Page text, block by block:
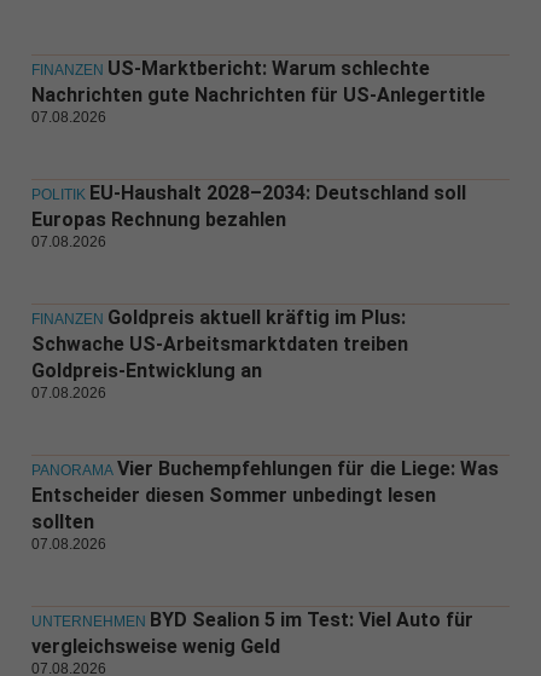
FINANZEN US-Marktbericht: Warum schlechte
Nachrichten gute Nachrichten für US-Anlegertitle
07.08.2026
POLITIK EU-Haushalt 2028–2034: Deutschland soll
Europas Rechnung bezahlen
07.08.2026
FINANZEN Goldpreis aktuell kräftig im Plus:
Schwache US-Arbeitsmarktdaten treiben
Goldpreis-Entwicklung an
07.08.2026
PANORAMA Vier Buchempfehlungen für die Liege: Was
Entscheider diesen Sommer unbedingt lesen
sollten
07.08.2026
UNTERNEHMEN BYD Sealion 5 im Test: Viel Auto für
vergleichsweise wenig Geld
07.08.2026